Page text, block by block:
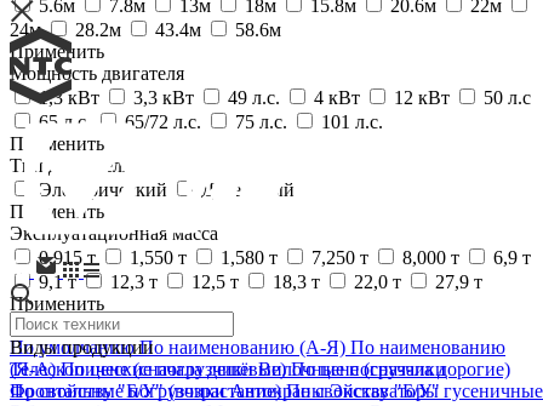
Виды продукции
Телескопические погрузчикиВилочные погрузчики
Фронтальные погрузчикиАвтокраныЭкскаваторы гусеничные
5.6м
7.8м 13м 18м 15.8м 20.6м
22м
24м
28.2м 43.4м
58.6м
Применить
Мощность двигателя
1,3 кВт
3,3 кВт 49 л.с. 4 кВт 12 кВт
50 л.с
65 л.с.
65/72 л.с. 75 л.с.
101 л.с.
Применить
Тип двигателя
Электрический
Дизельный
Применить
Эксплуатационная масса
0,915 т
1,550 т 1,580 т 7,250 т 8,000 т
6,9 т
9,1 т
12,3 т 12,5 т 18,3 т 22,0 т
27,9 т
Применить
По умолчанию
По умолчаниюПо наименованию (А-Я) По наименованию
(Я-А)По цене (сначала дешёвые)По цене (сначала дорогие)
По свойству "Б/У" (возрастание)По свойству "Б/У"